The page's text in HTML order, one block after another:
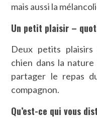
mais aussi la
Un petit plaisir –
Deux petits
chien dans la
partager le repas
compagnon.
Qu’est-ce qui vous